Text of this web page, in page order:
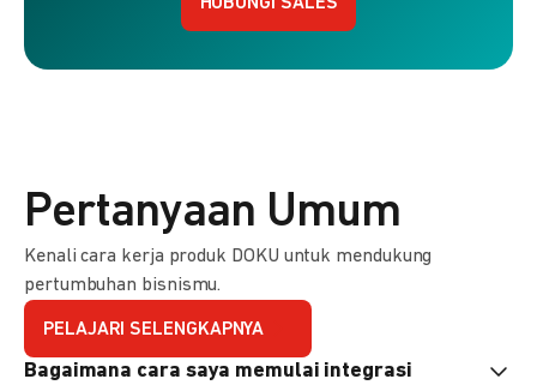
HUBUNGI SALES
Pertanyaan Umum
Kenali cara kerja produk DOKU untuk mendukung
pertumbuhan bisnismu.
PELAJARI SELENGKAPNYA
Bagaimana cara saya memulai integrasi